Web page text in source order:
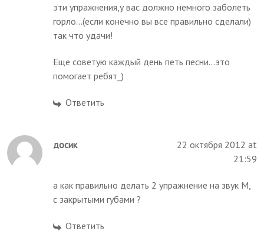
эти упражнения,у вас должно немного заболеть
горло...(если конечно вы все правильно сделали)
так что удачи!
Еще советую каждый день петь песни...это
помогает ребят_)
Ответить
досик
22 октября 2012 at
21:59
а как правильно делать 2 упражнение на звук М,
с закрытыми губами ?
Ответить